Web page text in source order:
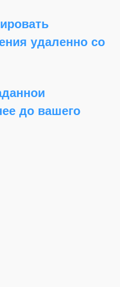
удаленно со
до вашего